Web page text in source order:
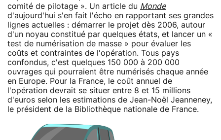
comité de pilotage ». Un article du Monde
d'aujourd'hui s'en fait l'écho en rapportant ses grandes
lignes actuelles : démarrer le projet dès 2006, autour
d'un noyau constitué par quelques états, et lancer un «
test de numérisation de masse » pour évaluer les
coûts et contraintes de l'opération. Tous pays
confondus, c'est quelques 150 000 à 200 000
ouvrages qui pourraient être numérisés chaque année
en Europe. Pour la France, le coût annuel de
l'opération devrait se situer entre 8 et 15 millions
d'euros selon les estimations de Jean-Noël Jeanneney,
le président de la Bibliothèque nationale de France.